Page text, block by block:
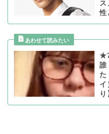
ス
性
誰
た
イ
り